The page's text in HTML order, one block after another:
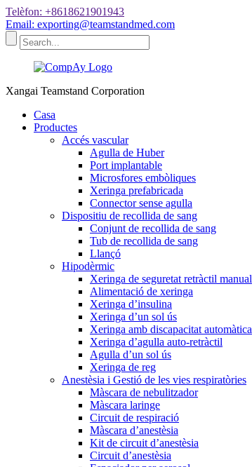
Telèfon: +8618621901943
Email: exporting@teamstandmed.com
Xangai Teamstand Corporation
Casa
Productes
Accés vascular
Agulla de Huber
Port implantable
Microsfores embòliques
Xeringa prefabricada
Connector sense agulla
Dispositiu de recollida de sang
Conjunt de recollida de sang
Tub de recollida de sang
Llançó
Hipodèrmic
Xeringa de seguretat retràctil manual
Alimentació de xeringa
Xeringa d’insulina
Xeringa d’un sol ús
Xeringa amb discapacitat automàtica
Xeringa d’agulla auto-retràctil
Agulla d’un sol ús
Xeringa de reg
Anestèsia i Gestió de les vies respiratòries
Màscara de nebulitzador
Màscara laringe
Circuit de respiració
Màscara d’anestèsia
Kit de circuit d’anestèsia
Circuit d’anestèsia